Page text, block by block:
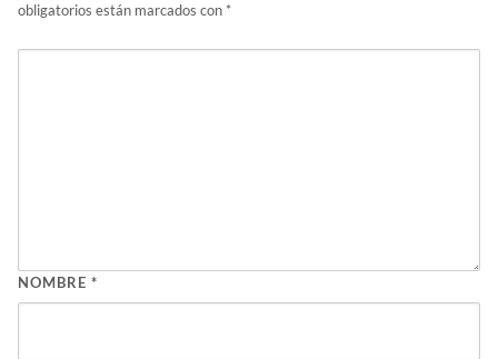
obligatorios están marcados con *
NOMBRE *